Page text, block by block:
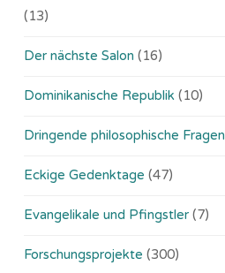
(13)
Der nächste Salon (16)
Dominikanische Republik (10)
Dringende philosophische Fragen
Eckige Gedenktage (47)
Evangelikale und Pfingstler (7)
Forschungsprojekte (300)